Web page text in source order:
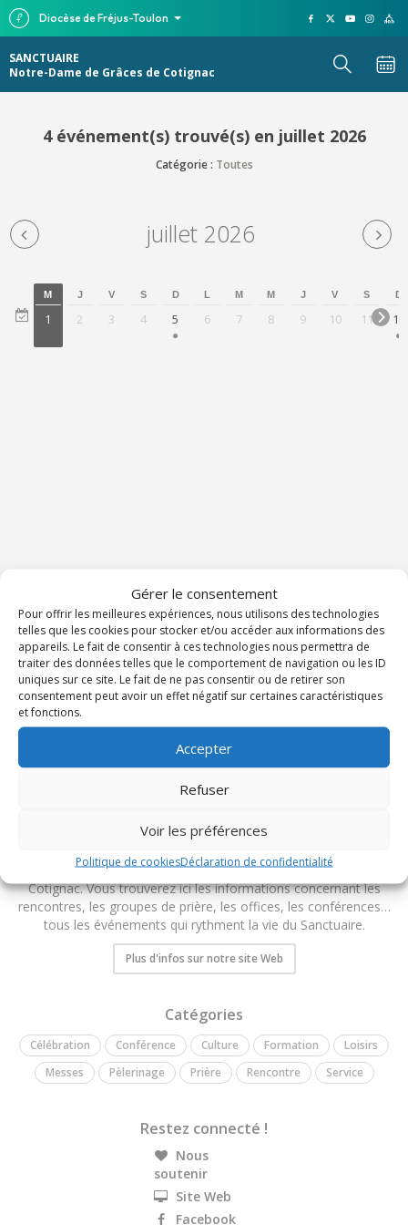
Gérer le consentement
Pour offrir les meilleures expériences, nous utilisons des technologies
telles que les cookies pour stocker et/ou accéder aux informations des
appareils. Le fait de consentir à ces technologies nous permettra de
traiter des données telles que le comportement de navigation ou les ID
uniques sur ce site. Le fait de ne pas consentir ou de retirer son
consentement peut avoir un effet négatif sur certaines caractéristiques
et fonctions.
Accepter
Refuser
Voir les préférences
Politique de cookiesDéclaration de confidentialité
Diocèse de Fréjus-Toulon
SANCTUAIRE
Notre-Dame de Grâces de Cotignac
4 événement(s) trouvé(s) en juillet 2026
Catégorie : Toutes
juillet 2026
M
1
J
2
V
3
S
4
D
5
L
6
M
7
M
8
J
9
V
10
S
11
D
12
TOUS LES ÉVÉNEMENTS DU DIOCÈSE
Bienvenue sur l’agenda du Sanctuaire Notre-Dame de Grâces à
Cotignac. Vous trouverez ici les informations concernant les
rencontres, les groupes de prière, les offices, les conférences…
tous les événements qui rythment la vie du Sanctuaire.
Plus d'infos sur notre site Web
Catégories
Célébration Conférence Culture Formation
Loisirs
Messes
Pèlerinage Prière Rencontre Service
Restez connecté !
Nous
soutenir
Site Web
Facebook